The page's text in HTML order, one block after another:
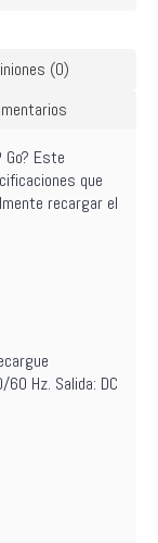
(0)
Este
que
recargar el
Hz. Salida: DC